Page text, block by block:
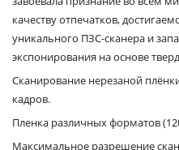
качеству отпечатков,
уникального ПЗС-сканера и
экспонирования на основе
Сканирование нерезаной
кадров.
Пленка различных форматов
Максимальное разрешение